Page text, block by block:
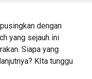
dengan
yang sejauh ini
Siapa yang
KIta tunggu